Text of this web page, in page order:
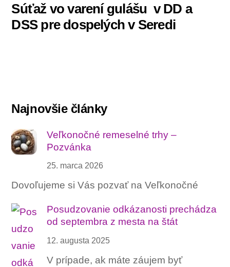
Súťaž vo varení gulášu ‍ v DD a
DSS pre dospelých v Seredi
Najnovšie články
Veľkonočné remeselné trhy –
Pozvánka
25. marca 2026
Dovoľujeme si Vás pozvať na Veľkonočné
Posudzovanie odkázanosti prechádza
od septembra z mesta na štát
12. augusta 2025
V prípade, ak máte záujem byť